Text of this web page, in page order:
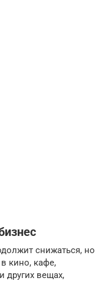
снижаться, но
кино, кафе,
других вещах,